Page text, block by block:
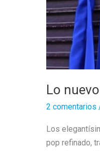
Lo
2 comentarios
Los
pop refinado,